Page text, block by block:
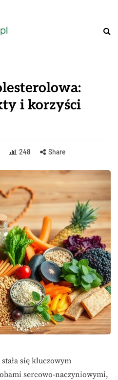
i korzyści
248 Share
się kluczowym
sercowo-naczyniowymi,